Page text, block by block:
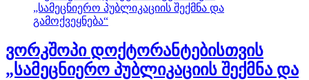
ვორკშოპი დოქტორანტებისთვის
„სამეცნიერო პუბლიკაციის შექმნა და